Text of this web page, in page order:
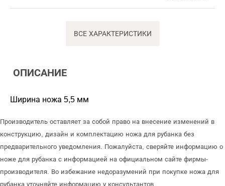
ВСЕ ХАРАКТЕРИСТИКИ
ОПИСАНИЕ
Ширина ножа 5,5 мм
Производитель оставляет за собой право на внесение изменений в
конструкцию, дизайн и комплектацию ножа для рубанка без
предварительного уведомления. Пожалуйста, сверяйте информацию о
ноже для рубанка с информацией на официальном сайте фирмы-
производителя. Во избежание недоразумений при покупке ножа для
рубанка уточняйте информацию у консультантов.